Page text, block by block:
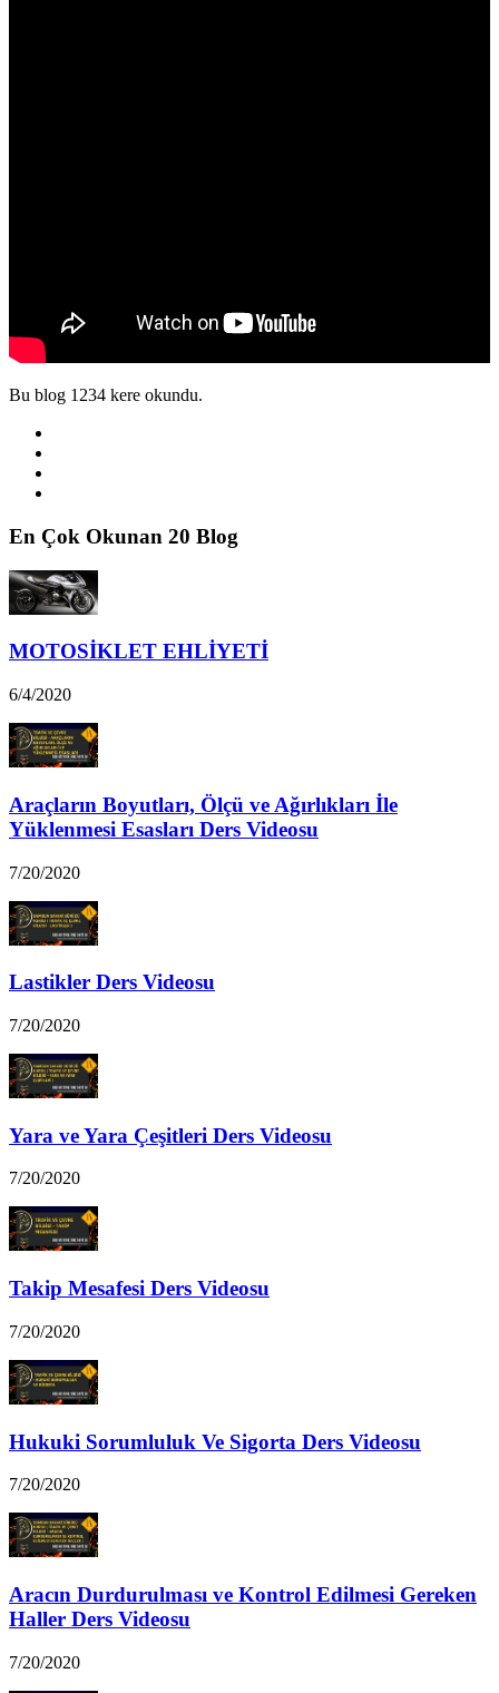
Bu blog 1234 kere okundu.
En Çok Okunan 20 Blog
MOTOSİKLET EHLİYETİ
6/4/2020
Araçların Boyutları, Ölçü ve Ağırlıkları İle
Yüklenmesi Esasları Ders Videosu
7/20/2020
Lastikler Ders Videosu
7/20/2020
Yara ve Yara Çeşitleri Ders Videosu
7/20/2020
Takip Mesafesi Ders Videosu
7/20/2020
Hukuki Sorumluluk Ve Sigorta Ders Videosu
7/20/2020
Aracın Durdurulması ve Kontrol Edilmesi Gereken
Haller Ders Videosu
7/20/2020